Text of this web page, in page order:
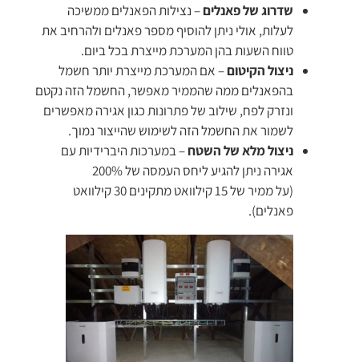
שדרוג של פאנלים– נצילות הפאנלים ממשיכה
לעלות, אולי ניתן להוסיף מספר פאנלים ולהרחיב את
טווח השעות בהן המערכת מייצרת בכל ביום.
ניצול הקיטום– אם המערכת מייצרת יותר חשמל
בהפאנלים ממה שהממיר מאפשר, החשמל הזה נקטם
ונזרק לפח, שילוב של פתרונות כגון אגירה מאפשרים
לשמור את החשמל הזה לשימוש שהייצור נמוך.
ניצול מלא של השטח– במערכות היברידיות עם
אגירה ניתן להגיע ליחס העמסה של 200%
(על ממיר של 15 קילוואט מתקינים 30 קילוואט
פאנלים).